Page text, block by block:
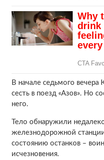
В начале седьмого вечера
сесть в поезд «Азов». Но
него.
Тело обнаружили
железнодорожной
состоянию останков –
исчезновения.